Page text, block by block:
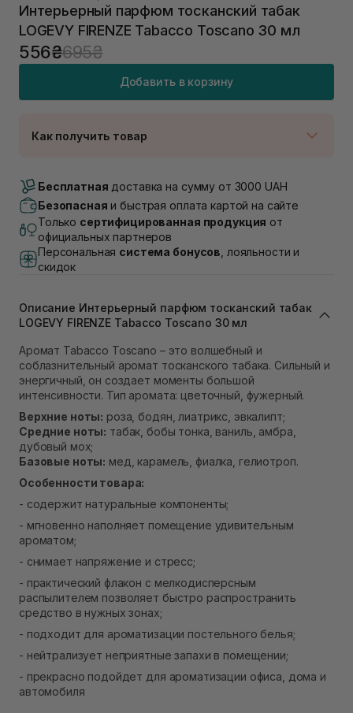
Интерьерный парфюм тосканский табак
LOGEVY FIRENZE Tabacco Toscano 30 мл
556₴695₴
Добавить в корзину
Как получить товар
Нет в наличии!
Самовывоз г. Луцк, Винниченка 4
Самовывоз г. Львов, ул. Академика Подстригача,
1В (Duck's Lake)
Нет в наличии!
Самовывоз Львов (Ивана Франко 36)
Самовывоз г. Львов ул. Степана Бандеры 43
В наличии
В наличии
Самовывоз г. Ровно, ул. Кулика и Гудачека 23 (ТЦ
Экватор)
Нет в наличии!
Бесплатная доставка на сумму от 3000 UAH
Безопасная и быстрая оплата картой на сайте
Только сертифицированная продукция от
официальных партнеров
Персональная система бонусов , лояльности и
скидок
Описание Интерьерный парфюм тосканский табак
LOGEVY FIRENZE Tabacco Toscano 30 мл
Аромат Tabacco Toscano – это волшебный и
соблазнительный аромат тосканского табака. Сильный и
энергичный, он создает моменты большой
интенсивности. Тип аромата: цветочный, фужерный.
Верхние ноты: роза, бодян, лиатрикс, эвкалипт;
Средние ноты: табак, бобы тонка, ваниль, амбра,
дубовый мох;
Базовые ноты: мед, карамель, фиалка, гелиотроп.
Особенности товара:
- содержит натуральные компоненты;
- мгновенно наполняет помещение удивительным
ароматом;
- снимает напряжение и стресс;
- практический флакон с мелкодисперсным
распылителем позволяет быстро распространить
средство в нужных зонах;
- подходит для ароматизации постельного белья;
- нейтрализует неприятные запахи в помещении;
- прекрасно подойдет для ароматизации офиса, дома и
автомобиля